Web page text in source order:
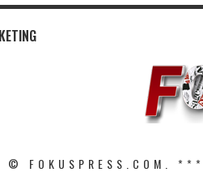
© FOKUSPRESS.COM. ***